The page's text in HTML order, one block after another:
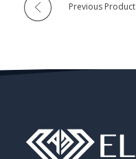
Previous Product